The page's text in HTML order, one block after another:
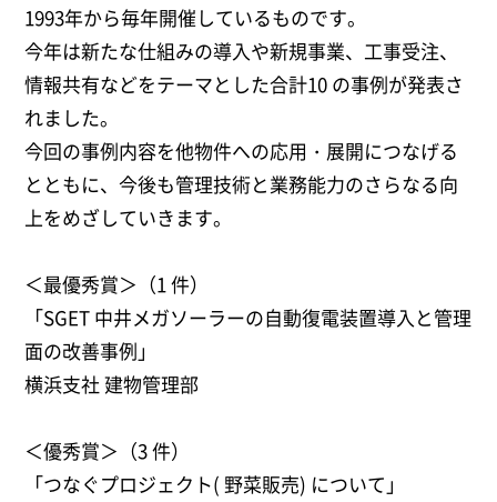
1993年から毎年開催しているものです。
今年は新たな仕組みの導入や新規事業、工事受注、
情報共有などをテーマとした合計10 の事例が発表さ
れました。
今回の事例内容を他物件への応用・展開につなげる
とともに、今後も管理技術と業務能力のさらなる向
上をめざしていきます。
＜最優秀賞＞（1 件）
「SGET 中井メガソーラーの自動復電装置導入と管理
面の改善事例」
横浜支社 建物管理部
＜優秀賞＞（3 件）
「つなぐプロジェクト( 野菜販売) について」